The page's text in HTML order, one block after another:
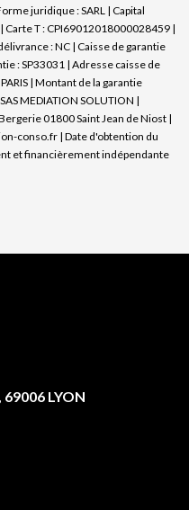
juridique : SARL | Capital
Carte T : CPI69012018000028459 |
: NC | Caisse de garantie
: SP33031 | Adresse caisse de
| Montant de la garantie
MEDIATION SOLUTION |
01800 Saint Jean de Niost |
conso.fr | Date d'obtention du
et financièrement indépendante
LYON